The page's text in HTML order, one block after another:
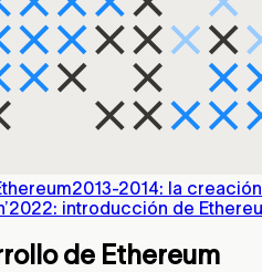
2013-2014: la
2022: introducción de
de Ethereum